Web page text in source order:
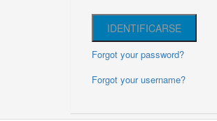
Forgot your password?
Forgot your username?